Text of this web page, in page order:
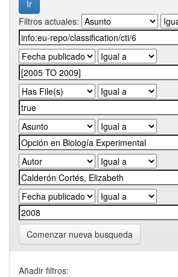
Filtros actuales:
Comenzar nueva busqueda
Añadir filtros: